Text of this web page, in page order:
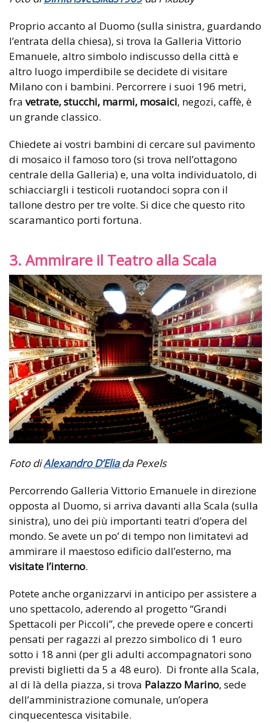
Proprio accanto al Duomo (sulla sinistra, guardando
l’entrata della chiesa), si trova la Galleria Vittorio
Emanuele, altro simbolo indiscusso della città e
altro luogo imperdibile se decidete di visitare
Milano con i bambini. Percorrere i suoi 196 metri,
fra vetrate, stucchi, marmi, mosaici, negozi, caffè, è
un grande classico.
Chiedete ai vostri bambini di cercare sul pavimento
di mosaico il famoso toro (si trova nell’ottagono
centrale della Galleria) e, una volta individuatolo, di
schiacciargli i testicoli ruotandoci sopra con il
tallone destro per tre volte. Si dice che questo rito
scaramantico porti fortuna.
3. Ammirare il Teatro alla Scala
Foto diAlexandro D’Eliada Pexels
Percorrendo Galleria Vittorio Emanuele in direzione
opposta al Duomo, si arriva davanti alla Scala (sulla
sinistra), uno dei più importanti teatri d’opera del
mondo. Se avete un po’ di tempo non limitatevi ad
ammirare il maestoso edificio dall’esterno, ma
visitate l’interno.
Potete anche organizzarvi in anticipo per assistere a
uno spettacolo, aderendo al progetto “Grandi
Spettacoli per Piccoli”, che prevede opere e concerti
pensati per ragazzi al prezzo simbolico di 1 euro
sotto i 18 anni (per gli adulti accompagnatori sono
previsti biglietti da 5 a 48 euro). Di fronte alla Scala,
al di là della piazza, si trova Palazzo Marino, sede
dell’amministrazione comunale, un’opera
cinquecentesca visitabile.